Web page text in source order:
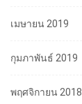
เมษายน 2019
กุมภาพันธ์ 2019
พฤศจิกายน 2018